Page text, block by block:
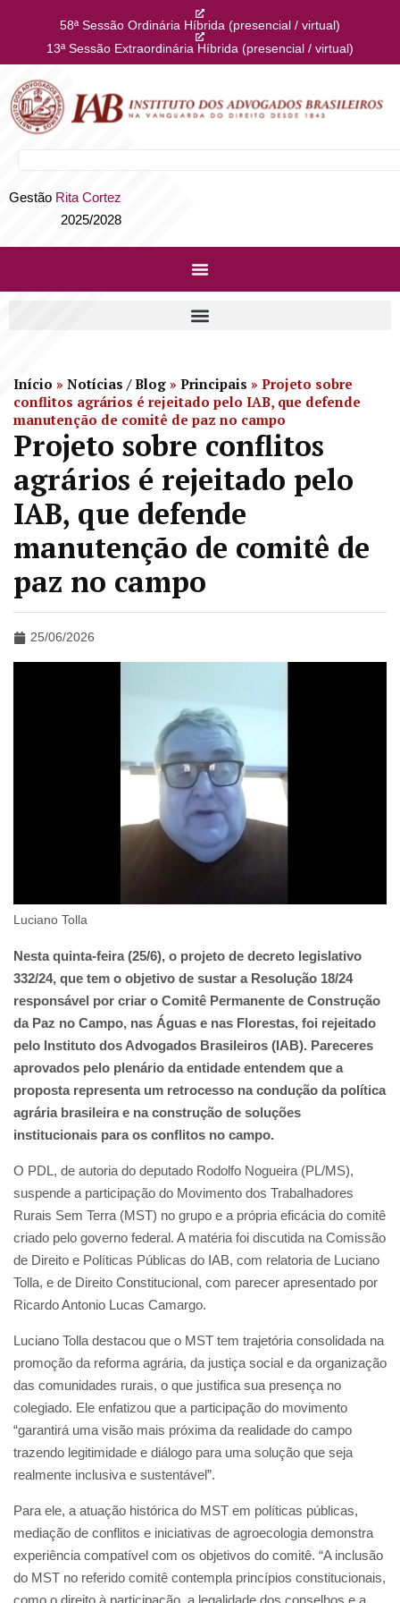
58ª Sessão Ordinária Híbrida (presencial / virtual)
13ª Sessão Extraordinária Híbrida (presencial / virtual)
Gestão Rita Cortez
2025/2028
Início » Notícias / Blog » Principais » Projeto sobre
conflitos agrários é rejeitado pelo IAB, que defende
manutenção de comitê de paz no campo
Projeto sobre conflitos
agrários é rejeitado pelo
IAB, que defende
manutenção de comitê de
paz no campo
25/06/2026
Luciano Tolla
Nesta quinta-feira (25/6), o projeto de decreto legislativo
332/24, que tem o objetivo de sustar a Resolução 18/24
responsável por criar o Comitê Permanente de Construção
da Paz no Campo, nas Águas e nas Florestas, foi rejeitado
pelo Instituto dos Advogados Brasileiros (IAB). Pareceres
aprovados pelo plenário da entidade entendem que a
proposta representa um retrocesso na condução da política
agrária brasileira e na construção de soluções
institucionais para os conflitos no campo.
O PDL, de autoria do deputado Rodolfo Nogueira (PL/MS),
suspende a participação do Movimento dos Trabalhadores
Rurais Sem Terra (MST) no grupo e a própria eficácia do comitê
criado pelo governo federal. A matéria foi discutida na Comissão
de Direito e Políticas Públicas do IAB, com relatoria de Luciano
Tolla, e de Direito Constitucional, com parecer apresentado por
Ricardo Antonio Lucas Camargo.
Luciano Tolla destacou que o MST tem trajetória consolidada na
promoção da reforma agrária, da justiça social e da organização
das comunidades rurais, o que justifica sua presença no
colegiado. Ele enfatizou que a participação do movimento
“garantirá uma visão mais próxima da realidade do campo
trazendo legitimidade e diálogo para uma solução que seja
realmente inclusiva e sustentável”.
Para ele, a atuação histórica do MST em políticas públicas,
mediação de conflitos e iniciativas de agroecologia demonstra
experiência compatível com os objetivos do comitê. “A inclusão
do MST no referido comitê contempla princípios constitucionais,
como o direito à participação, a legalidade dos conselhos e a